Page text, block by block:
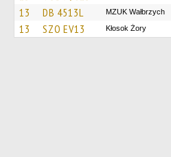
13 DB 4513L MZUK Wałbrzych
13 SZO EV13 Kłosok Żory